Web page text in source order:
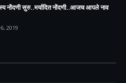
नोंदणी सुरु..मर्यादित नोंदणी..आजच आपले नाव
2019